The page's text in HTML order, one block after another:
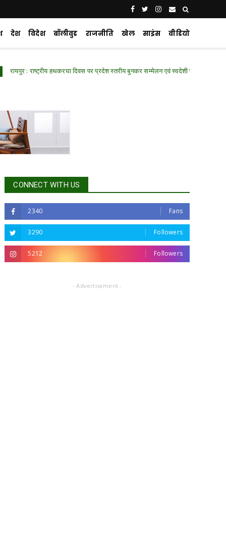
देश विदेश बॉलीवुड राजनीति खेल साइंस वीडियो
हथकरघा दिवस पर प्रदेश स्तरीय बुनकर सम्मेलन एवं स्वदेशी प्रदर्शनी में शामिल हुए वित्त
CONNECT WITH US
2340 Fans
3290 Followers
5212 Followers
- Advertisement -